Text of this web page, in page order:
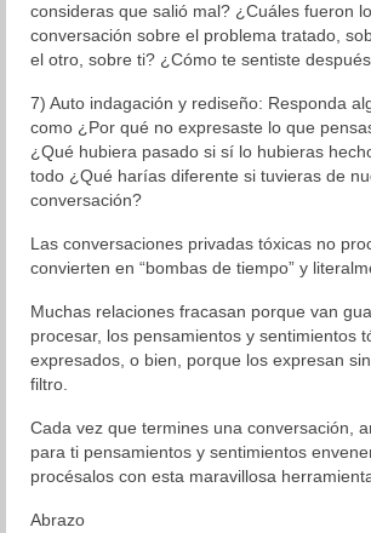
consideras que salió mal? ¿Cuáles fueron
conversación sobre el problema tratado,
el otro, sobre ti? ¿Cómo te sentiste
7) Auto indagación y rediseño: Responda
como ¿Por qué no expresaste lo que
¿Qué hubiera pasado si sí lo hubieras
todo ¿Qué harías diferente si tuvieras de
conversación?
Las conversaciones privadas tóxicas no
convierten en “bombas de tiempo” y
Muchas relaciones fracasan porque van
procesar, los pensamientos y sentimientos
expresados, o bien, porque los expresan
filtro.
Cada vez que termines una conversación,
para ti pensamientos y sentimientos
procésalos con esta maravillosa
Abrazo